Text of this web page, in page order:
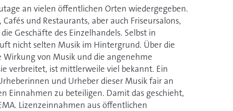
an vielen öffentlichen Orten wiedergegeben.
Cafés und Restaurants, aber auch Friseursalons,
Geschäfte des Einzelhandels. Selbst in
nicht selten Musik im Hintergrund. Über die
Wirkung von Musik und die angenehme
verbreitet, ist mittlerweile viel bekannt. Ein
und Urheber dieser Musik fair an
Einnahmen zu beteiligen. Damit das geschieht,
Lizenzeinnahmen aus öffentlichen